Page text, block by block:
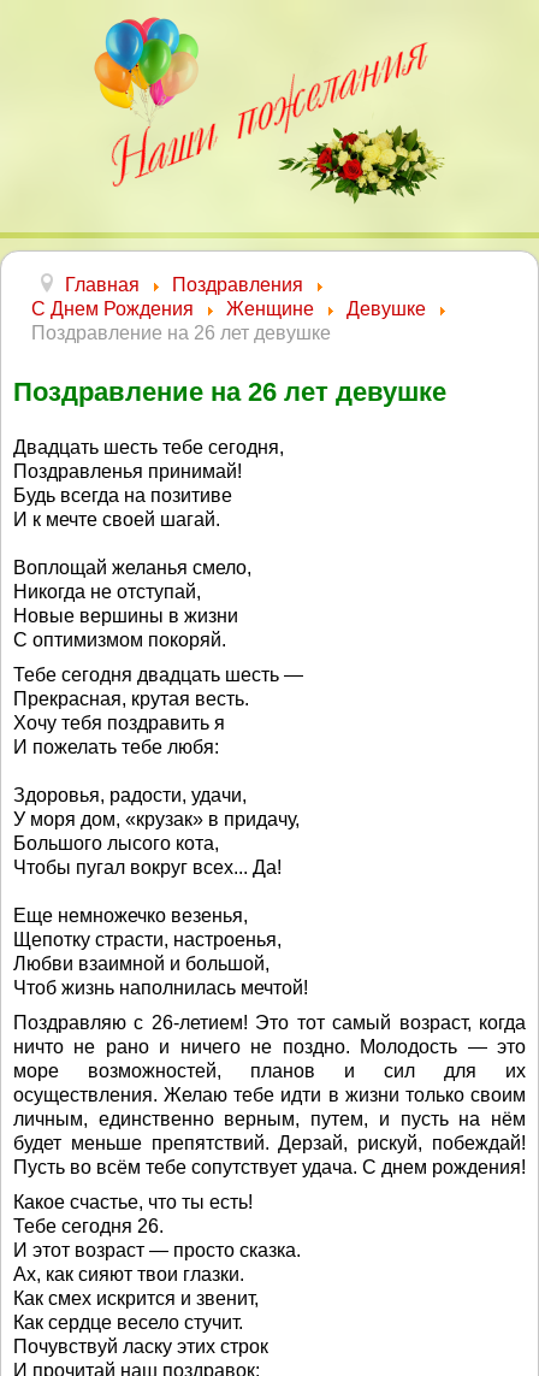
Главная
Поздравления
С Днем Рождения
Женщине
Девушке
Поздравление на 26 лет девушке
Поздравление на 26 лет девушке
Двадцать шесть тебе сегодня,
Поздравленья принимай!
Будь всегда на позитиве
И к мечте своей шагай.
Воплощай желанья смело,
Никогда не отступай,
Новые вершины в жизни
С оптимизмом покоряй.
Тебе сегодня двадцать шесть —
Прекрасная, крутая весть.
Хочу тебя поздравить я
И пожелать тебе любя:
Здоровья, радости, удачи,
У моря дом, «крузак» в придачу,
Большого лысого кота,
Чтобы пугал вокруг всех... Да!
Еще немножечко везенья,
Щепотку страсти, настроенья,
Любви взаимной и большой,
Чтоб жизнь наполнилась мечтой!
Поздравляю с 26-летием! Это тот самый возраст, когда
ничто не рано и ничего не поздно. Молодость — это
море возможностей, планов и сил для их
осуществления. Желаю тебе идти в жизни только своим
личным, единственно верным, путем, и пусть на нём
будет меньше препятствий. Дерзай, рискуй, побеждай!
Пусть во всём тебе сопутствует удача. С днем рождения!
Какое счастье, что ты есть!
Тебе сегодня 26.
И этот возраст — просто сказка.
Ах, как сияют твои глазки.
Как смех искрится и звенит,
Как сердце весело стучит.
Почувствуй ласку этих строк
И прочитай наш поздравок: